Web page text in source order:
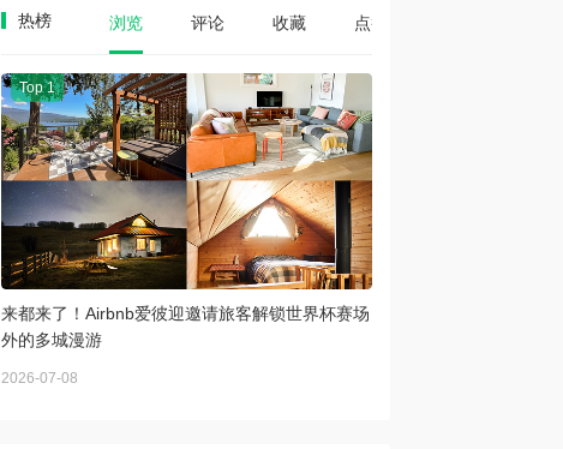
热榜 浏览 评论 收藏 点赞
Top 1
来都来了！Airbnb爱彼迎邀请旅客解锁世界杯赛场
外的多城漫游
2026-07-08